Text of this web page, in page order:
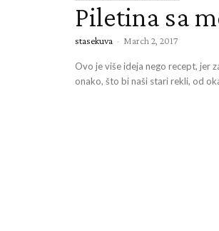
Piletina sa
stasekuva - March 2, 2017
Ovo je više ideja nego recept, jer
onako, što bi naši stari rekli, od